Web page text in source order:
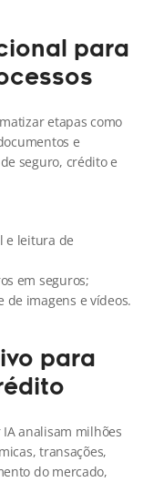
para
etapas como
e
seguro, crédito e
e leitura de
em seguros;
de imagens e vídeos.
para
analisam milhões
transações,
do mercado,